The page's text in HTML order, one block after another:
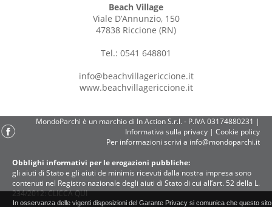
In osservanza delle vigenti disposizioni del Garante Privacy si comunica che questo sito
Beach Village
Viale D’Annunzio, 150
47838 Riccione (RN)
Tel.: 0541 648801
info@beachvillagericcione.it
www.beachvillagericcione.it
MondoParchi è un marchio di In Action S.r.l. - P.IVA 03174880231 |
Informativa sulla privacy | Cookie policy
Per informazioni scrivi a info@mondoparchi.it
Obblighi informativi per le erogazioni pubbliche:
gli aiuti di Stato e gli aiuti de minimis ricevuti dalla nostra impresa sono
contenuti nel Registro nazionale degli aiuti di Stato di cui all’art. 52 della L.
234/2012:CLICCA QUI